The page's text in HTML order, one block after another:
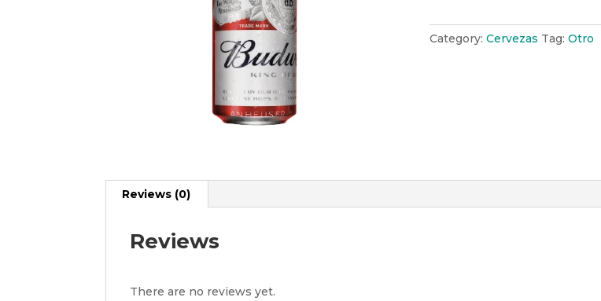
Category:Cervezas Tag:Otro
Reviews (0)
Reviews
There are no reviews yet.